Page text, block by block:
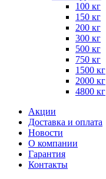
100 кг
150 кг
200 кг
300 кг
500 кг
750 кг
1500 кг
2000 кг
4800 кг
Акции
Доставка и оплата
Новости
О компании
Гарантия
Контакты